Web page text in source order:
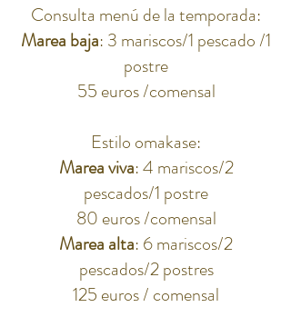
Consulta menú de la temporada:
Marea baja: 3 mariscos/1 pescado /1
postre
55 euros /comensal​
Estilo omakase:
Marea viva: 4 mariscos/2
pescados/1 postre
80 euros /comensal
Marea alta: 6 mariscos/2
pescados/2 postres
125 euros / comensal